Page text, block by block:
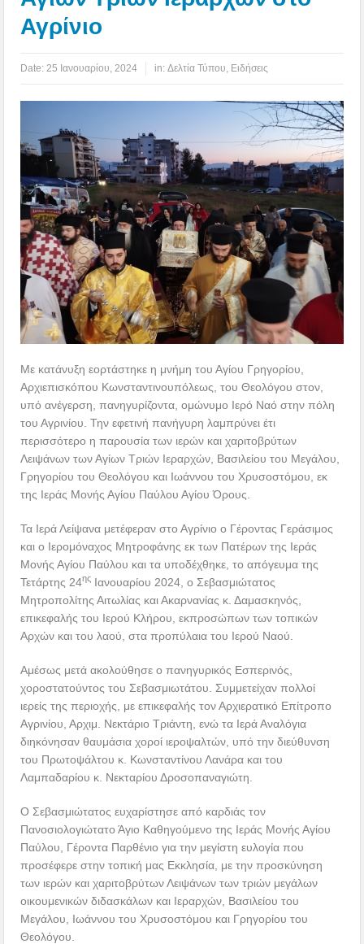
Αγρίνιο
Date: 25 Ιανουαρίου, 2024 in:Δελτία Τύπου Ειδήσεις
Με κατάνυξη εορτάστηκε η μνήμη του Αγίου Γρηγορίου,
Αρχιεπισκόπου Κωνσταντινουπόλεως, του Θεολόγου στον,
υπό ανέγερση, πανηγυρίζοντα, ομώνυμο Ιερό Ναό στην πόλη
του Αγρινίου. Την εφετινή πανήγυρη λαμπρύνει έτι
περισσότερο η παρουσία των ιερών και χαριτοβρύτων
Λειψάνων των Αγίων Τριών Ιεραρχών, Βασιλείου του Μεγάλου,
Γρηγορίου του Θεολόγου και Ιωάννου του Χρυσοστόμου, εκ
της Ιεράς Μονής Αγίου Παύλου Αγίου Όρους.
Τα Ιερά Λείψανα μετέφεραν στο Αγρίνιο ο Γέροντας Γεράσιμος
και ο Ιερομόναχος Μητροφάνης εκ των Πατέρων της Ιεράς
Μονής Αγίου Παύλου και τα υποδέχθηκε, το απόγευμα της
Τετάρτης 24ης Ιανουαρίου 2024, ο Σεβασμιώτατος
Μητροπολίτης Αιτωλίας και Ακαρνανίας κ. Δαμασκηνός,
επικεφαλής του Ιερού Κλήρου, εκπροσώπων των τοπικών
Αρχών και του λαού, στα προπύλαια του Ιερού Ναού.
Αμέσως μετά ακολούθησε ο πανηγυρικός Εσπερινός,
χοροστατούντος του Σεβασμιωτάτου. Συμμετείχαν πολλοί
ιερείς της περιοχής, με επικεφαλής τον Αρχιερατικό Επίτροπο
Αγρινίου, Αρχιμ. Νεκτάριο Τριάντη, ενώ τα Ιερά Αναλόγια
διηκόνησαν θαυμάσια χοροί ιεροψαλτών, υπό την διεύθυνση
του Πρωτοψάλτου κ. Κωνσταντίνου Λανάρα και του
Λαμπαδαρίου κ. Νεκταρίου Δροσοπαναγιώτη.
Ο Σεβασμιώτατος ευχαρίστησε από καρδιάς τον
Πανοσιολογιώτατο Άγιο Καθηγούμενο της Ιεράς Μονής Αγίου
Παύλου, Γέροντα Παρθένιο για την μεγίστη ευλογία που
προσέφερε στην τοπική μας Εκκλησία, με την προσκύνηση
των ιερών και χαριτοβρύτων Λειψάνων των τριών μεγάλων
οικουμενικών διδασκάλων και Ιεραρχών, Βασιλείου του
Μεγάλου, Ιωάννου του Χρυσοστόμου και Γρηγορίου του
Θεολόγου.